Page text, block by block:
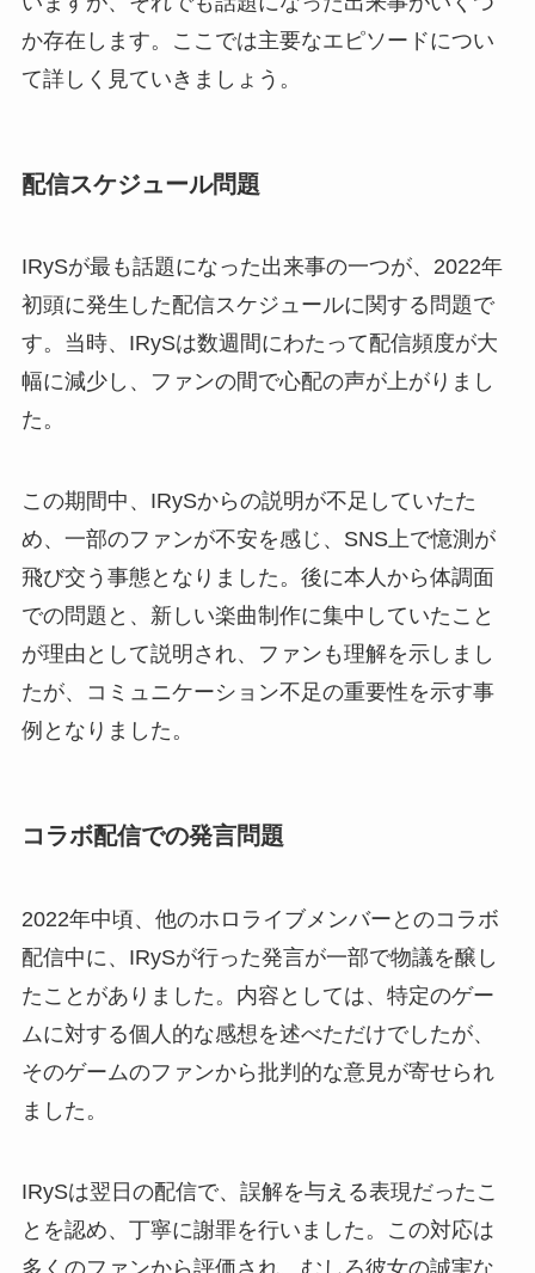
か存在します。ここでは主要なエピソードについ
て詳しく見ていきましょう。
配信スケジュール問題
IRySが最も話題になった出来事の一つが、2022年
初頭に発生した配信スケジュールに関する問題で
す。当時、IRySは数週間にわたって配信頻度が大
幅に減少し、ファンの間で心配の声が上がりまし
た。
この期間中、IRySからの説明が不足していたた
め、一部のファンが不安を感じ、SNS上で憶測が
飛び交う事態となりました。後に本人から体調面
での問題と、新しい楽曲制作に集中していたこと
が理由として説明され、ファンも理解を示しまし
たが、コミュニケーション不足の重要性を示す事
例となりました。
コラボ配信での発言問題
2022年中頃、他のホロライブメンバーとのコラボ
配信中に、IRySが行った発言が一部で物議を醸し
たことがありました。内容としては、特定のゲー
ムに対する個人的な感想を述べただけでしたが、
そのゲームのファンから批判的な意見が寄せられ
ました。
IRySは翌日の配信で、誤解を与える表現だったこ
とを認め、丁寧に謝罪を行いました。この対応は
多くのファンから評価され、むしろ彼女の誠実な